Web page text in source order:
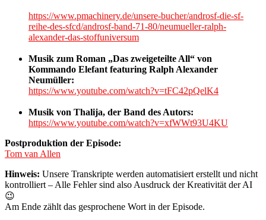
https://www.pmachinery.de/unsere-bucher/androsf-die-sf-
reihe-des-sfcd/androsf-band-71-80/neumueller-ralph-
alexander-das-stoffuniversum
Musik zum Roman „Das zweigeteilte All“ von
Kommando Elefant featuring Ralph Alexander
Neumüller:
https://www.youtube.com/watch?v=tFC42pQelK4
Musik von Thalija, der Band des Autors:
https://www.youtube.com/watch?v=xfWWt93U4KU
Postproduktion der Episode:
Tom van Allen
Hinweis: Unsere Transkripte werden automatisiert erstellt und nicht
kontrolliert – Alle Fehler sind also Ausdruck der Kreativität der AI
😉
Am Ende zählt das gesprochene Wort in der Episode.